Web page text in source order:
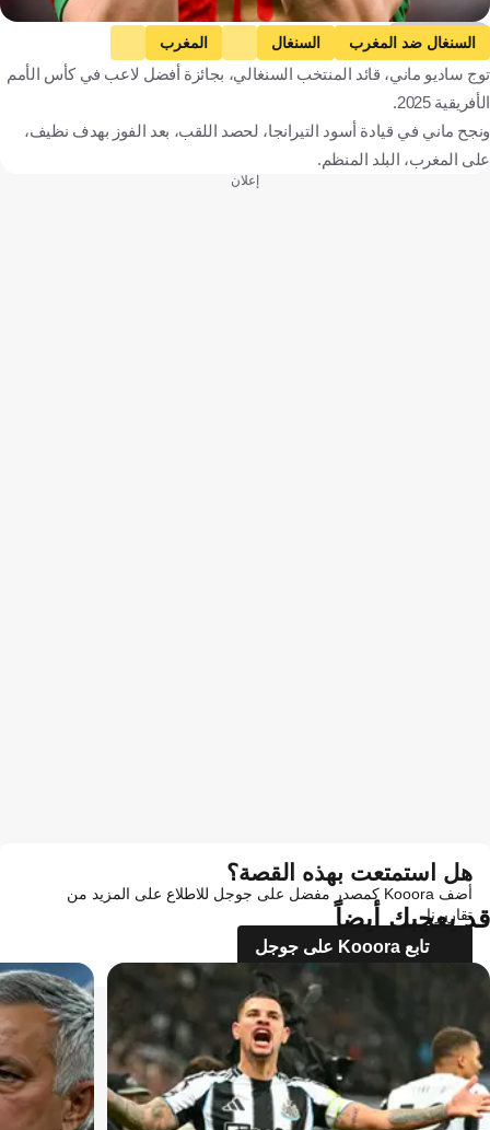
Getty Images
السنغال ضد المغرب السنغال
المغرب
كأس أمم إفريقيا
ساديو ماني براهيم دياز السنغال
المغرب
كرة قدم
توج ساديو ماني، قائد المنتخب السنغالي، بجائزة أفضل لاعب في كأس الأمم
الأفريقية 2025.
ونجح ماني في قيادة أسود التيرانجا، لحصد اللقب، بعد الفوز بهدف نظيف،
على المغرب، البلد المنظم.
إعلان
هل استمتعت بهذه القصة؟
أضف Kooora كمصدر مفضل على جوجل للاطلاع على المزيد من
تقاريرنا
تابع Kooora على جوجل
قد يعجبك أيضاً